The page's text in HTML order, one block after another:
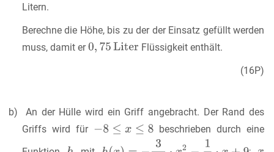
Litern.
Berechne die Höhe, bis zu der der Einsatz gefüllt werden
muss, damit er
Flüssigkeit enthält.
(16P)
b) An der Hülle wird ein Griff angebracht. Der Rand des
Griffs wird für
beschrieben durch eine